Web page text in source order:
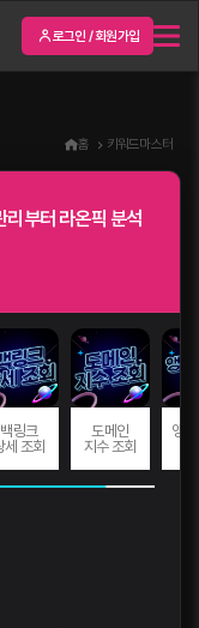
로그인 / 회원가입
홈 키워드마스터
리부터 라온픽 분석
백링크
세 조회
도메인
지수 조회
앵